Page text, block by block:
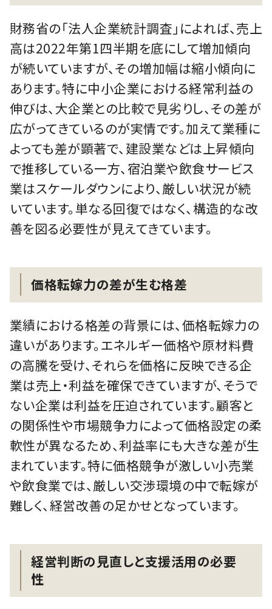
財務省の「法人企業統計調査」によれば、売上
高は2022年第1四半期を底にして増加傾向
が続いていますが、その増加幅は縮小傾向に
あります。特に中小企業における経常利益の
伸びは、大企業との比較で見劣りし、その差が
広がってきているのが実情です。加えて業種に
よっても差が顕著で、建設業などは上昇傾向
で推移している一方、宿泊業や飲食サービス
業はスケールダウンにより、厳しい状況が続
いています。単なる回復ではなく、構造的な改
善を図る必要性が見えてきています。
価格転嫁力の差が生む格差
業績における格差の背景には、価格転嫁力の
違いがあります。エネルギー価格や原材料費
の高騰を受け、それらを価格に反映できる企
業は売上・利益を確保できていますが、そうで
ない企業は利益を圧迫されています。顧客と
の関係性や市場競争力によって価格設定の柔
軟性が異なるため、利益率にも大きな差が生
まれています。特に価格競争が激しい小売業
や飲食業では、厳しい交渉環境の中で転嫁が
難しく、経営改善の足かせとなっています。
経営判断の見直しと支援活用の必要
性